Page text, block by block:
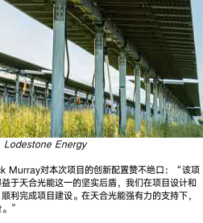
Lodestone Energy
Murray对本次项目的创新配置赞不绝口：“该项
于天合光能这一的坚实后盾，我们在项目设计和
利完成项目建设。在天合光能强有力的支持下，
”